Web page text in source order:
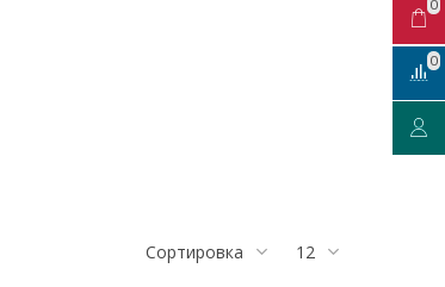
Сортировка 12
0
0